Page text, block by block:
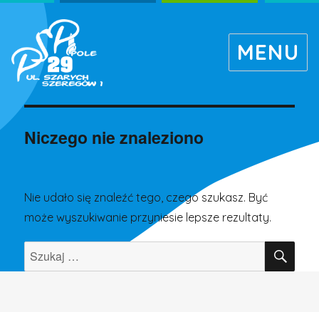
MENU
Niczego nie znaleziono
Nie udało się znaleźć tego, czego szukasz. Być
może wyszukiwanie przyniesie lepsze rezultaty.